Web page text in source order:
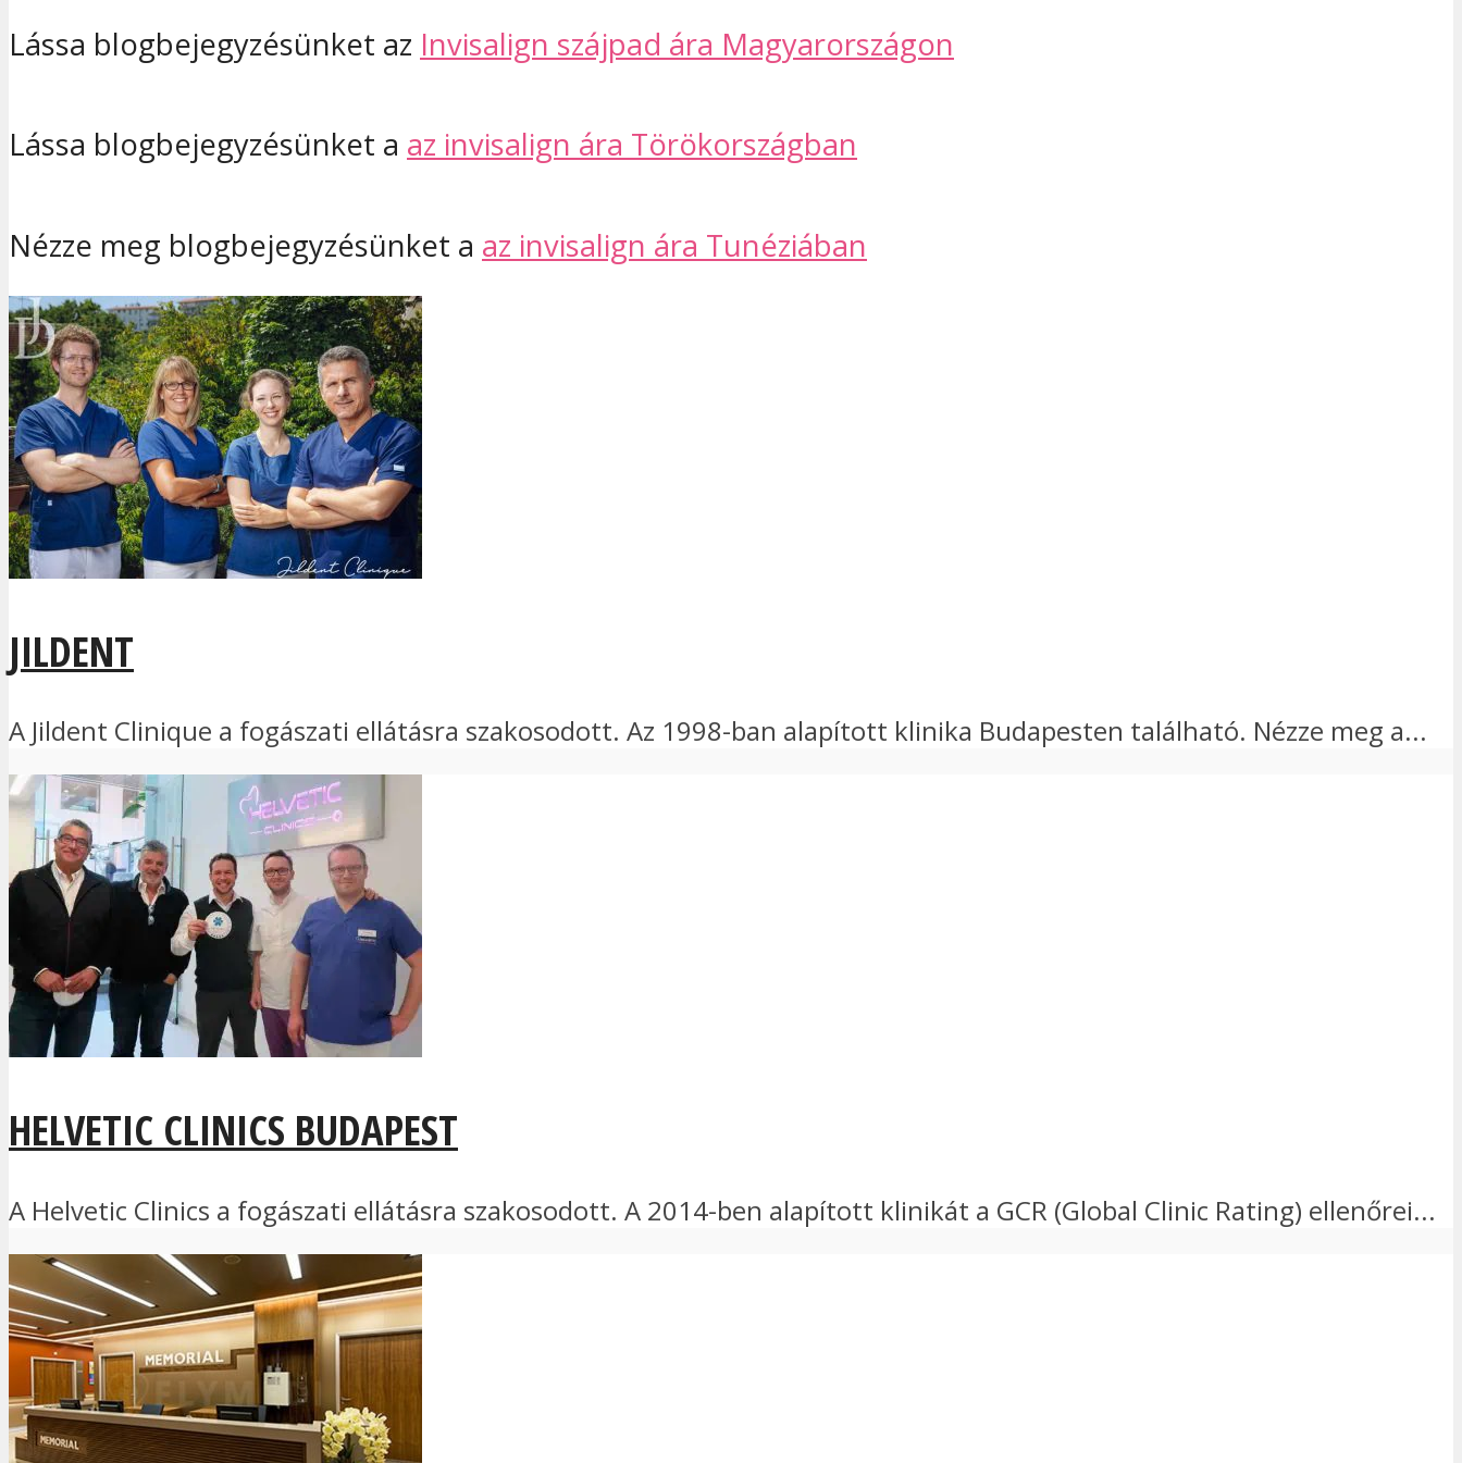
Lássa blogbejegyzésünket az Invisalign szájpad ára Magyarországon
Lássa blogbejegyzésünket a az invisalign ára Törökországban
Nézze meg blogbejegyzésünket a az invisalign ára Tunéziában
JILDENT
A Jildent Clinique a fogászati ellátásra szakosodott. Az 1998-ban alapított klinika Budapesten található. Nézze meg a...
HELVETIC CLINICS BUDAPEST
A Helvetic Clinics a fogászati ellátásra szakosodott. A 2014-ben alapított klinikát a GCR (Global Clinic Rating) ellenőrei...